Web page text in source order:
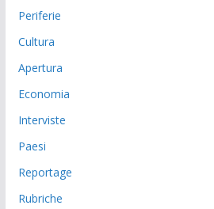
Periferie
Cultura
Apertura
Economia
Interviste
Paesi
Reportage
Rubriche